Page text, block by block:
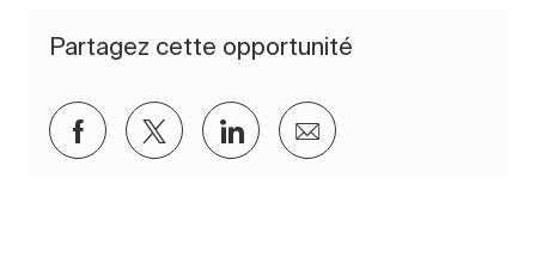
Partagez cette opportunité
Partager via Facebook
Partager via twitter
Partager via LinkedIn
Partager par e-mail